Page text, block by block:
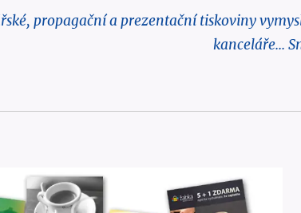
propagační a prezentační tiskoviny
kanceláře...